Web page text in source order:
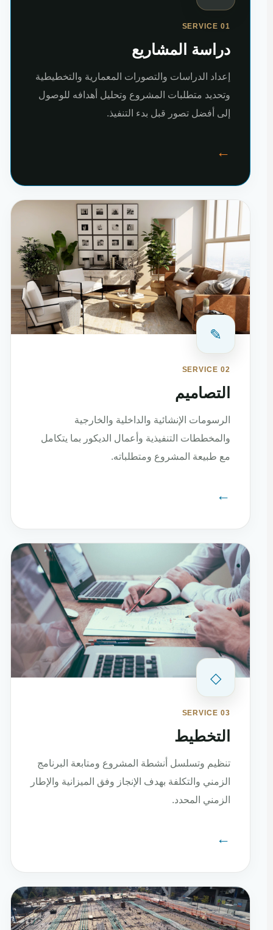
SERVICE 01
دراسة المشاريع
إعداد الدراسات والتصورات المعمارية والتخطيطية
وتحديد متطلبات المشروع وتحليل أهدافه للوصول
إلى أفضل تصور قبل بدء التنفيذ.
←
✎
SERVICE 02
التصاميم
الرسومات الإنشائية والداخلية والخارجية
والمخططات التنفيذية وأعمال الديكور بما يتكامل
مع طبيعة المشروع ومتطلباته.
←
◇
SERVICE 03
التخطيط
تنظيم وتسلسل أنشطة المشروع ومتابعة البرنامج
الزمني والتكلفة بهدف الإنجاز وفق الميزانية والإطار
الزمني المحدد.
←